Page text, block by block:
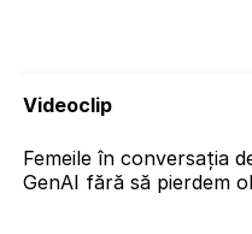
Videoclip
Femeile în conversația
GenAI fără să pierdem